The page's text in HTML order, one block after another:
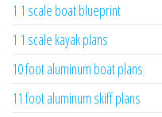
1 1 scale boat blueprint
1 1 scale kayak plans
10 foot aluminum boat plans
11 foot aluminum skiff plans